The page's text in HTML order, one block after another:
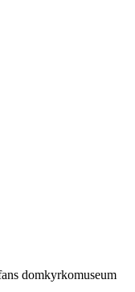
domkyrkomuseum